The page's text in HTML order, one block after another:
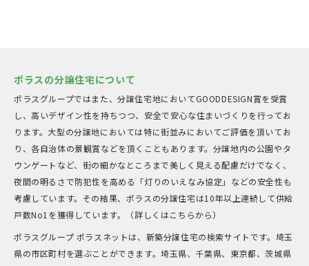
ポラスの分譲住宅について
ポラスグループではまた、分譲住宅地においてGOODDESIGN賞を受賞
し、高いデザイン性を持ちつつ、安全で安心な住まいづくりを行ってお
ります。大型の分譲地においては特に街並みにおいてご評価を頂いてお
り、各自治体の景観賞などを頂くこともあります。分譲地内の公園やタ
ウンゲートなど、街の細かなところまで美しく見える配慮だけでなく、
夜間の明るさで防犯性を高める「灯りのいえなみ協定」などの安全性も
考慮しています。その結果、ポラスの分譲住宅は10年以上連続して供給
戸数No1を獲得しています。（詳しくはこちらから）
ポラスグループ ポラスネットは、新築分譲住宅の検索サイトです。埼玉
県の市区町村を選ぶことができます。埼玉県、千葉県、東京都、茨城県